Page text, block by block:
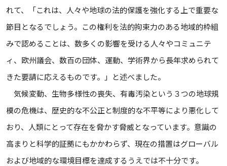
れて、「これは、人々や地球の法的保護を強化する上で重要な
節目となるでしょう。この権利を法的拘束力のある地域的枠組
みで認めることは、数多くの影響を受ける人々やコミュニテ
ィ、欧州議会、数百の団体、運動、学術界から長年求められて
きた要請に応えるものです。」と述べました。
気候変動、生物多様性の喪失、有毒汚染という３つの地球規
模の危機は、歴史的な不公正と制度的な不平等により悪化して
おり、人類にとって存在を脅かす脅威となっています。意識の
高まりと科学的証拠にもかかわらず、現在の措置はグローバル
および地域的な環境目標を達成するうえでは不十分です。